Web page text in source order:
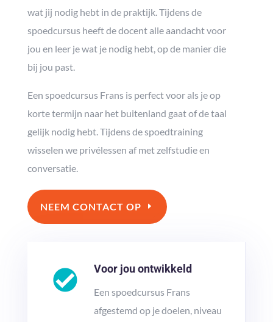
wat jij nodig hebt in de praktijk. Tijdens de
spoedcursus heeft de docent alle aandacht voor
jou en leer je wat je nodig hebt, op de manier die
bij jou past.
Een spoedcursus Frans is perfect voor als je op
korte termijn naar het buitenland gaat of de taal
gelijk nodig hebt. Tijdens de spoedtraining
wisselen we privélessen af met zelfstudie en
conversatie.
NEEM CONTACT OP
Voor jou ontwikkeld
Een spoedcursus Frans
afgestemd op je doelen, niveau